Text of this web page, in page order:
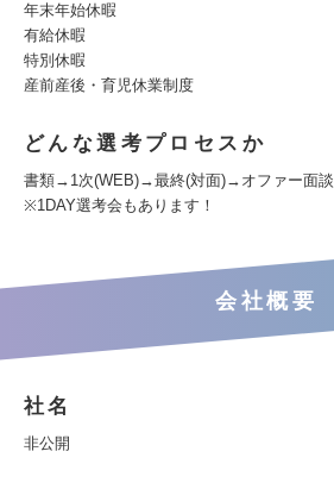
年末年始休暇
有給休暇
特別休暇
産前産後・育児休業制度
どんな選考プロセスか
書類→1次(WEB)→最終(対面)→オファー面談
※1DAY選考会もあります！
会社概要
社名
非公開